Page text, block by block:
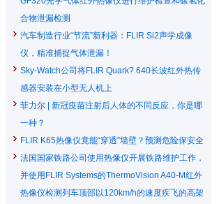
合物泄漏检测
汽车制造行业“节流”新利器：FLIR Si2声学成像
仪，精准捕捉气体泄漏！
Sky-Watch公司将FLIR Quark? 640长波红外热传
感器安装在小型无人机上
菲力尔 | 新冠疫苗注射后人体的不同反应，你是哪
一种？
FLIR K65热像仪竟能“穿透”墙壁？预测危险保安全
法国国家铁路公司使用热像仪开展铁路维护工作，
并使用FLIR Systems的ThermoVision A40-M红外
热像仪检测列车顶部以120km/h的速度疾飞的高架